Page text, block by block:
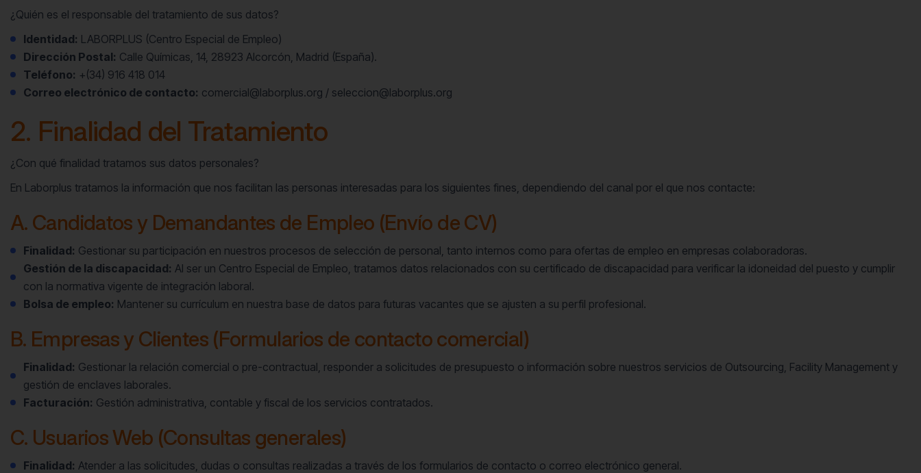
¿Quién es el responsable del tratamiento de sus datos?
Identidad: LABORPLUS (Centro Especial de Empleo)
Dirección Postal: Calle Químicas, 14, 28923 Alcorcón, Madrid (España).
Teléfono: +(34) 916 418 014
Correo electrónico de contacto: comercial@laborplus.org / seleccion@laborplus.org
2. Finalidad del Tratamiento
¿Con qué finalidad tratamos sus datos personales?
En Laborplus tratamos la información que nos facilitan las personas interesadas para los siguientes fines, dependiendo del canal por el que nos contacte:
A. Candidatos y Demandantes de Empleo (Envío de CV)
Finalidad: Gestionar su participación en nuestros procesos de selección de personal, tanto internos como para ofertas de empleo en empresas colaboradoras.
Gestión de la discapacidad: Al ser un Centro Especial de Empleo, tratamos datos relacionados con su certificado de discapacidad para verificar la idoneidad del puesto y cumplir
con la normativa vigente de integración laboral.
Bolsa de empleo: Mantener su currículum en nuestra base de datos para futuras vacantes que se ajusten a su perfil profesional.
B. Empresas y Clientes (Formularios de contacto comercial)
Finalidad: Gestionar la relación comercial o pre-contractual, responder a solicitudes de presupuesto o información sobre nuestros servicios de Outsourcing, Facility Management y
gestión de enclaves laborales.
Facturación: Gestión administrativa, contable y fiscal de los servicios contratados.
C. Usuarios Web (Consultas generales)
Finalidad: Atender a las solicitudes, dudas o consultas realizadas a través de los formularios de contacto o correo electrónico general.